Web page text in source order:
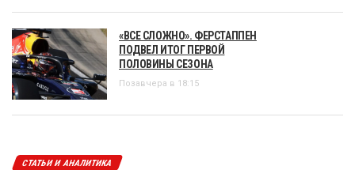
«ВСЕ СЛОЖНО». ФЕРСТАППЕН
ПОДВЕЛ ИТОГ ПЕРВОЙ
ПОЛОВИНЫ СЕЗОНА
Позавчера в 18:15
СТАТЬИ И АНАЛИТИКА